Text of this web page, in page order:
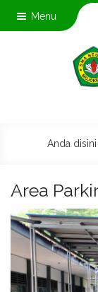
Menu
Anda disini
Area